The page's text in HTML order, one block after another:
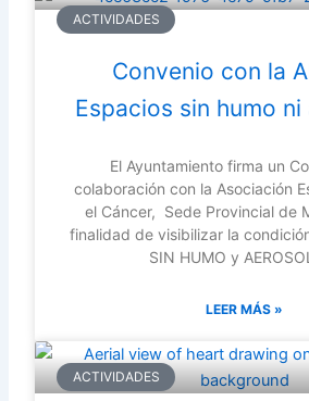
ACTIVIDADES
Convenio con la
Espacios sin humo
El Ayuntamiento firma un
colaboración con la Asociación
el Cáncer, Sede Provincial de
finalidad de visibilizar la condición
SIN HUMO y
LEER MÁS »
ACTIVIDADES